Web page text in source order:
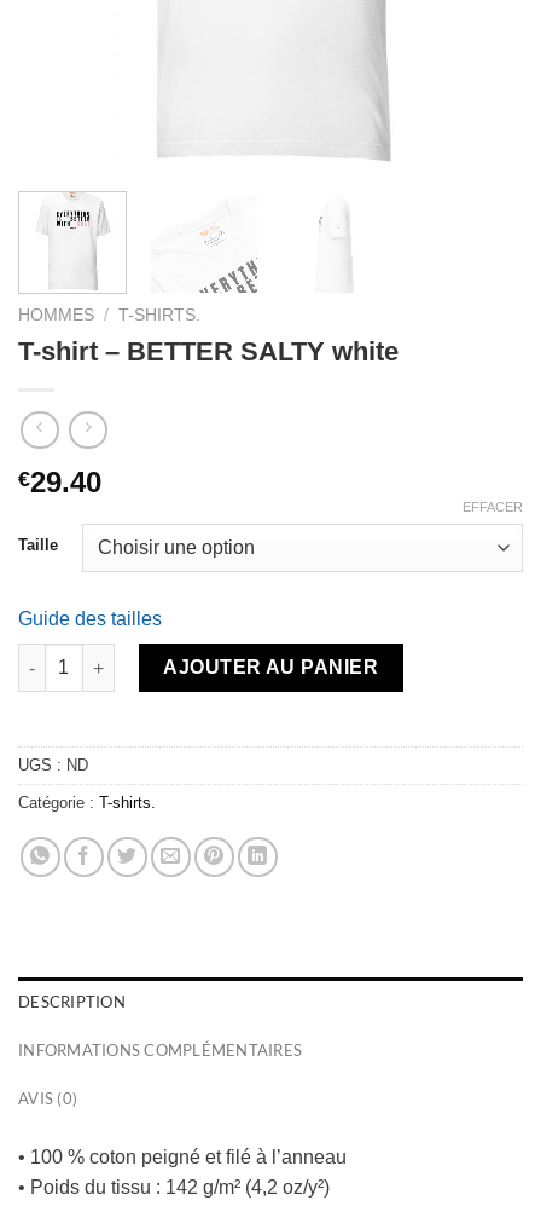
HOMMES / T-SHIRTS.
T-shirt – BETTER SALTY white
€29.40
Taille
EFFACER
Guide des tailles
quantité de T-shirt - BETTER SALTY white
AJOUTER AU PANIER
UGS : ND
Catégorie : T-shirts.
DESCRIPTION
INFORMATIONS COMPLÉMENTAIRES
AVIS (0)
• 100 % coton peigné et filé à l’anneau
• Poids du tissu : 142 g/m² (4,2 oz/y²)